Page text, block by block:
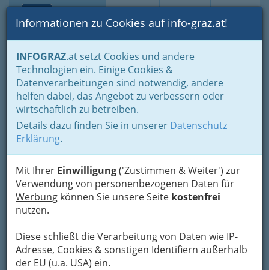
Suche Login Toggle
Informationen zu Cookies auf info-graz.at!
INFOGRAZ.at setzt Cookies und andere
Technologien ein. Einige Cookies &
Datenverarbeitungen sind notwendig, andere
helfen dabei, das Angebot zu verbessern oder
wirtschaftlich zu betreiben.
Details dazu finden Sie in unserer Datenschutz
Erklärung.
Mit Ihrer Einwilligung('Zustimmen & Weiter') zur
Verwendung von personenbezogenen Daten für
Werbung können Sie unsere Seite kostenfrei
nutzen.
Diese schließt die Verarbeitung von Daten wie IP-
Adresse, Cookies & sonstigen Identifiern außerhalb
der EU (u.a. USA) ein.
Home Gastronomie
Beisln, Bars, Pubs & Wein
Buschenschenken oder Buschenschänken
Buschenschenken nach Orten
St. Stefan ob Stainz
Krainer Klaus & Christa
Krainerhof
Zirknitz 9, 8511 St. Stefan
+43 3463 822 50-13
Karte
Adresse mit Google Maps anschauen